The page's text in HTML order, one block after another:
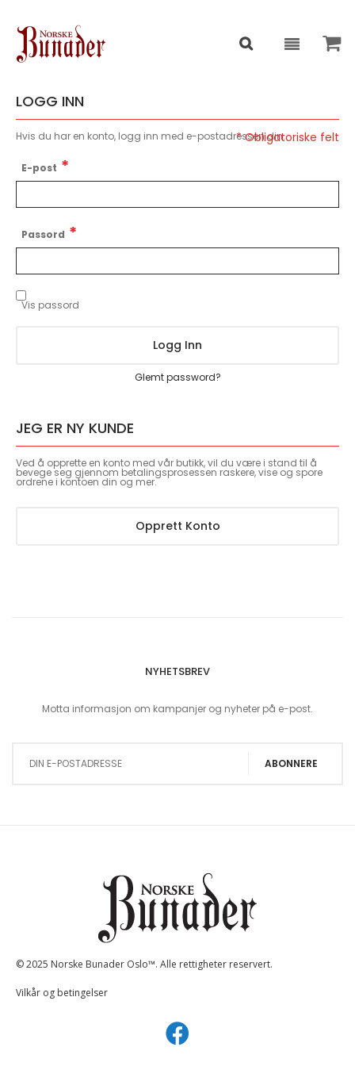
LOGG INN
Hvis du har en konto, logg inn med e-postadressen din.
E-post
Passord
Vis passord
Logg Inn
Glemt password?
JEG ER NY KUNDE
Ved å opprette en konto med vår butikk, vil du være i stand til å
bevege seg gjennom betalingsprosessen raskere, vise og spore
ordrene i kontoen din og mer.
Opprett Konto
NYHETSBREV
Motta informasjon om kampanjer og nyheter på e-post.
ABONNERE
© 2025 Norske Bunader Oslo™. Alle rettigheter reservert.
Vilkår og betingelser